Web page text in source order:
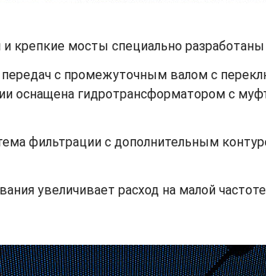
и крепкие мосты специально
с промежуточным валом с
оснащена гидротрансформатором с
фильтрации с дополнительным
увеличивает расход на малой